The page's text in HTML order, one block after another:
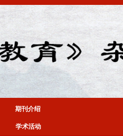
期刊介绍
学术活动